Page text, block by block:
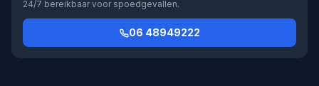
24/7 bereikbaar voor spoedgevallen.
06 48949222